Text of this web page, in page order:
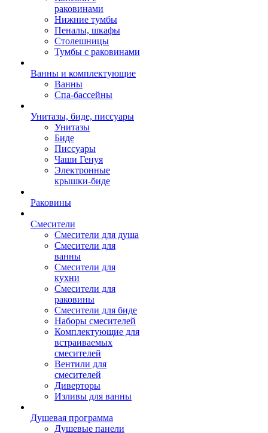
раковинами
Нижние тумбы
Пеналы, шкафы
Столешницы
Тумбы с раковинами
Ванны и комплектующие
Ванны
Спа-бассейны
Унитазы, биде, писсуары
Унитазы
Биде
Писсуары
Чаши Генуя
Электронные
крышки-биде
Раковины
Смесители
Смесители для душа
Смесители для
ванны
Смесители для
кухни
Смесители для
раковины
Смесители для биде
Наборы смесителей
Комплектующие для
встраиваемых
смесителей
Вентили для
смесителей
Диверторы
Изливы для ванны
Душевая программа
Душевые панели